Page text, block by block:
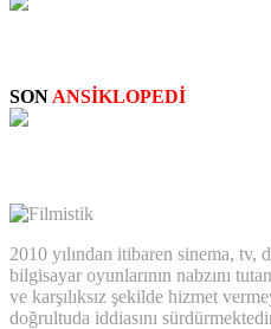
SON ANSİKLOPEDİ
2010 yılından itibaren sinema,
bilgisayar oyunlarının nabzını
ve karşılıksız şekilde hizmet
doğrultuda iddiasını